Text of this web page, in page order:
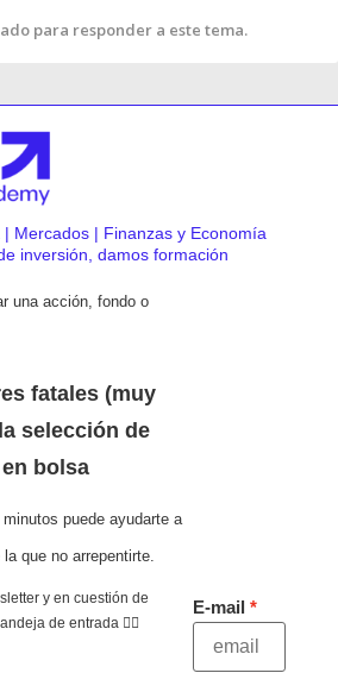
para responder a este tema.
Mercados | Finanzas y Economía
inversión, damos formación
una acción, fondo o
fatales (muy
selección de
bolsa
puede ayudarte a
que no arrepentirte.
y en cuestión de
de entrada 👇🏻
E-mail